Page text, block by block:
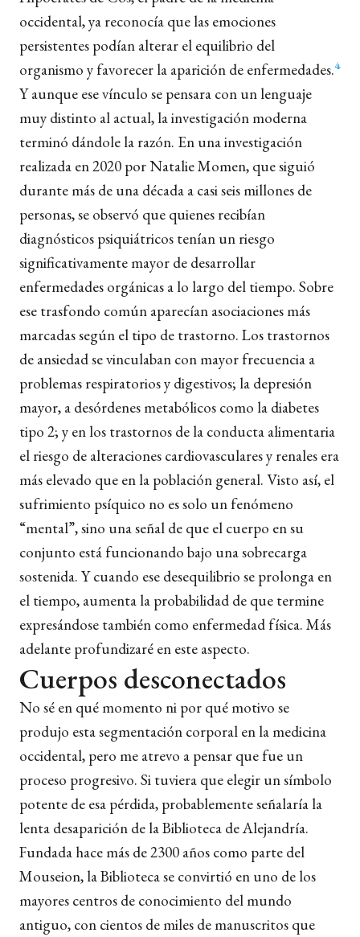
occidental, ya reconocía que las emociones
persistentes podían alterar el equilibrio del
organismo y favorecer la aparición de enfermedades.4
Y aunque ese vínculo se pensara con un lenguaje
muy distinto al actual, la investigación moderna
terminó dándole la razón. En una investigación
realizada en 2020 por Natalie Momen, que siguió
durante más de una década a casi seis millones de
personas, se observó que quienes recibían
diagnósticos psiquiátricos tenían un riesgo
significativamente mayor de desarrollar
enfermedades orgánicas a lo largo del tiempo. Sobre
ese trasfondo común aparecían asociaciones más
marcadas según el tipo de trastorno. Los trastornos
de ansiedad se vinculaban con mayor frecuencia a
problemas respiratorios y digestivos; la depresión
mayor, a desórdenes metabólicos como la diabetes
tipo 2; y en los trastornos de la conducta alimentaria
el riesgo de alteraciones cardiovasculares y renales era
más elevado que en la población general. Visto así, el
sufrimiento psíquico no es solo un fenómeno
“mental”, sino una señal de que el cuerpo en su
conjunto está funcionando bajo una sobrecarga
sostenida. Y cuando ese desequilibrio se prolonga en
el tiempo, aumenta la probabilidad de que termine
expresándose también como enfermedad física. Más
adelante profundizaré en este aspecto.
Cuerpos desconectados
No sé en qué momento ni por qué motivo se
produjo esta segmentación corporal en la medicina
occidental, pero me atrevo a pensar que fue un
proceso progresivo. Si tuviera que elegir un símbolo
potente de esa pérdida, probablemente señalaría la
lenta desaparición de la Biblioteca de Alejandría.
Fundada hace más de 2300 años como parte del
Mouseion, la Biblioteca se convirtió en uno de los
mayores centros de conocimiento del mundo
antiguo, con cientos de miles de manuscritos que